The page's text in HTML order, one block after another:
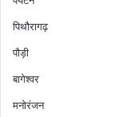
पिथौरागढ़
पौड़ी
बागेश्वर
मनोरंजन